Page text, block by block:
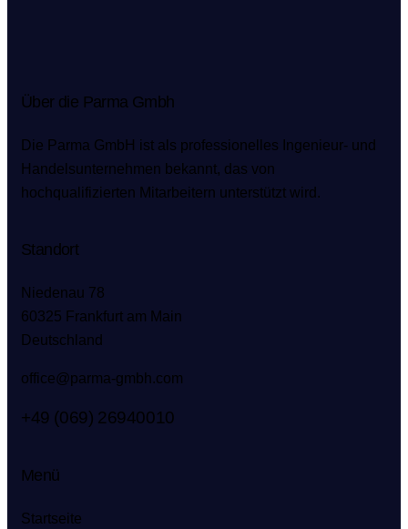
Über die Parma Gmbh
Die Parma GmbH ist als professionelles Ingenieur- und
Handelsunternehmen bekannt, das von
hochqualifizierten Mitarbeitern unterstützt wird.
Standort
Niedenau 78
60325 Frankfurt am Main
Deutschland
office@parma-gmbh.com
+49 (069) 26940010
Menü
Startseite